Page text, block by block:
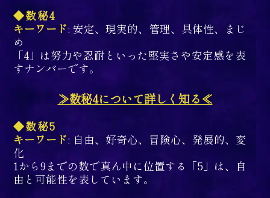
◆数秘4
キーワード: 安定、現実的、管理、具体性、まじ
め
「4」は努力や忍耐といった堅実さや安定感を表
すナンバーです。
≫数秘4について詳しく知る≪
◆数秘5
キーワード: 自由、好奇心、冒険心、発展的、変
化
1から9までの数で真ん中に位置する「5」は、自
由と可能性を表しています。